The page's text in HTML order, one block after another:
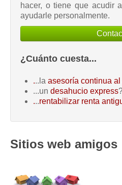
hacer, o tiene que acudir
ayudarle personalmente.
¿Cuánto cuesta...
...la asesoría continua
...un desahucio express
...rentabilizar renta
Sitios web amigos